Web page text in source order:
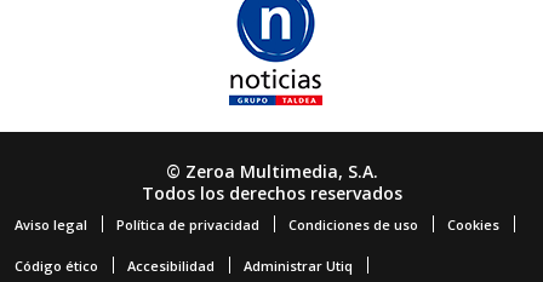
© Zeroa Multimedia, S.A.
Todos los derechos reservados
Aviso legal Política de privacidad Condiciones de uso Cookies
Código ético Accesibilidad Administrar Utiq